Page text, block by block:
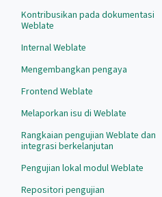
Kontribusikan pada dokumentasi
Weblate
Internal Weblate
Mengembangkan pengaya
Frontend Weblate
Melaporkan isu di Weblate
Rangkaian pengujian Weblate dan
integrasi berkelanjutan
Pengujian lokal modul Weblate
Repositori pengujian